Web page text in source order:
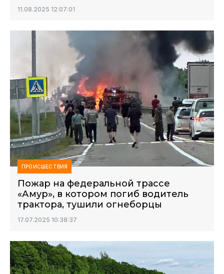
11.08.2025 12:07:01
ПРОИСШЕСТВИЯ
Пожар на федеральной трассе
«Амур», в котором погиб водитель
трактора, тушили огнеборцы
17.07.2025 10:38:37